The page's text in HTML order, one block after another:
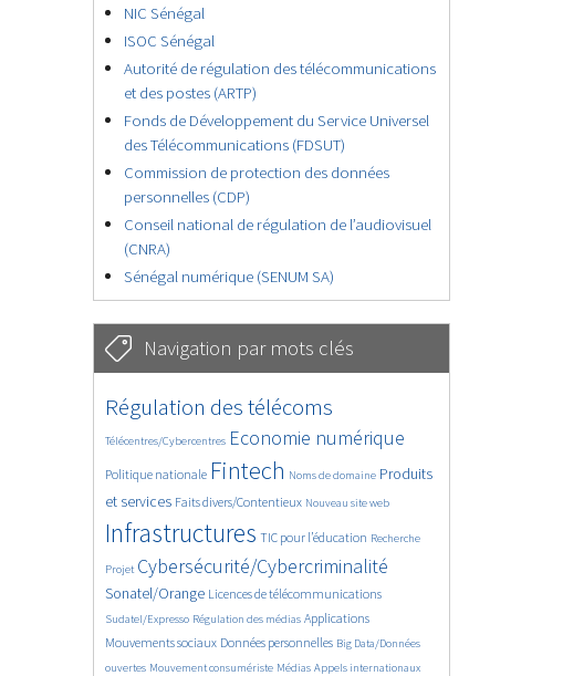
NIC Sénégal
ISOC Sénégal
Autorité de régulation des télécommunications
et des postes (ARTP)
Fonds de Développement du Service Universel
des Télécommunications (FDSUT)
Commission de protection des données
personnelles (CDP)
Conseil national de régulation de l’audiovisuel
(CNRA)
Sénégal numérique (SENUM SA)
Navigation par mots clés
4657/5713
Régulation des télécoms
364/5713
Télécentres/Cybercentres
3781/5713 Economie numérique
1877/5713
Politique nationale
5200/5713 Fintech
686/5713
Noms de domaine
2467/5713
Produits
et services
1616/5713 Faits divers/Contentieux
847/5713 Nouveau site web
5713/5713
Infrastructures
1835/5713
TIC pour l’éducation
202/5713
Recherche
247/5713
Projet
3633/5713Cybersécurité/Cybercriminalité
2323/5713
Sonatel/Orange
1629/5713 Licences de télécommunications
299/5713
Sudatel/Expresso
1019/5713 Régulation des médias
1526/5713 Applications
1232/5713
Mouvements sociaux
1670/5713 Données personnelles
146/5713
Big Data/Données
ouvertes
626/5713Mouvement consumériste
366/5713 Médias
751/5713
Appels internationaux